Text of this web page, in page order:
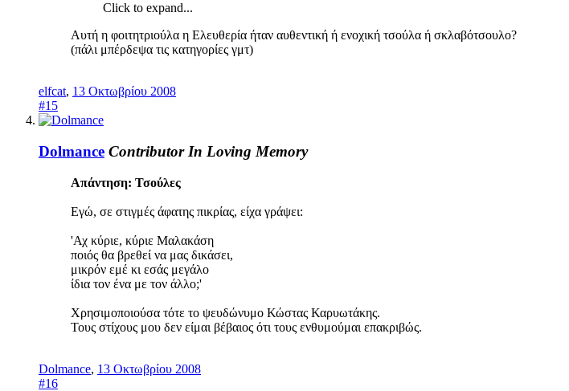
Click to expand...
Αυτή η φοιτητριούλα η Ελευθερία ήταν αυθεντική ή ενοχική τσούλα ή σκλαβότσουλο?
(πάλι μπέρδεψα τις κατηγορίες γμτ)
elfcat, 13 Οκτωβρίου 2008
#15
Dolmance Contributor In Loving Memory
Απάντηση: Τσούλες
Εγώ, σε στιγμές άφατης πικρίας, είχα γράψει:
'Αχ κύριε, κύριε Μαλακάση
ποιός θα βρεθεί να μας δικάσει,
μικρόν εμέ κι εσάς μεγάλο
ίδια τον ένα με τον άλλο;'
Χρησιμοποιούσα τότε το ψευδώνυμο Κώστας Καρυωτάκης.
Τους στίχους μου δεν είμαι βέβαιος ότι τους ενθυμούμαι επακριβώς.
Dolmance, 13 Οκτωβρίου 2008
#16